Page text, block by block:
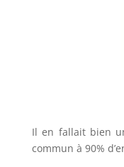
Il en fallait bien
commun à 90%